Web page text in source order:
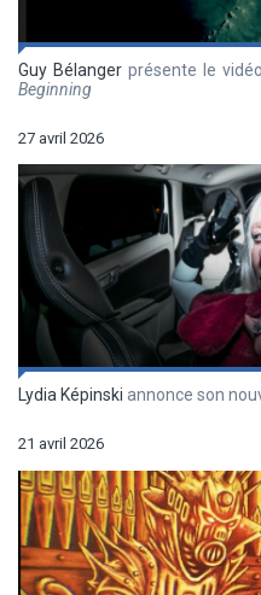
Guy Bélanger présente le
Beginning
27 avril 2026
Lydia Képinski annonce son
21 avril 2026